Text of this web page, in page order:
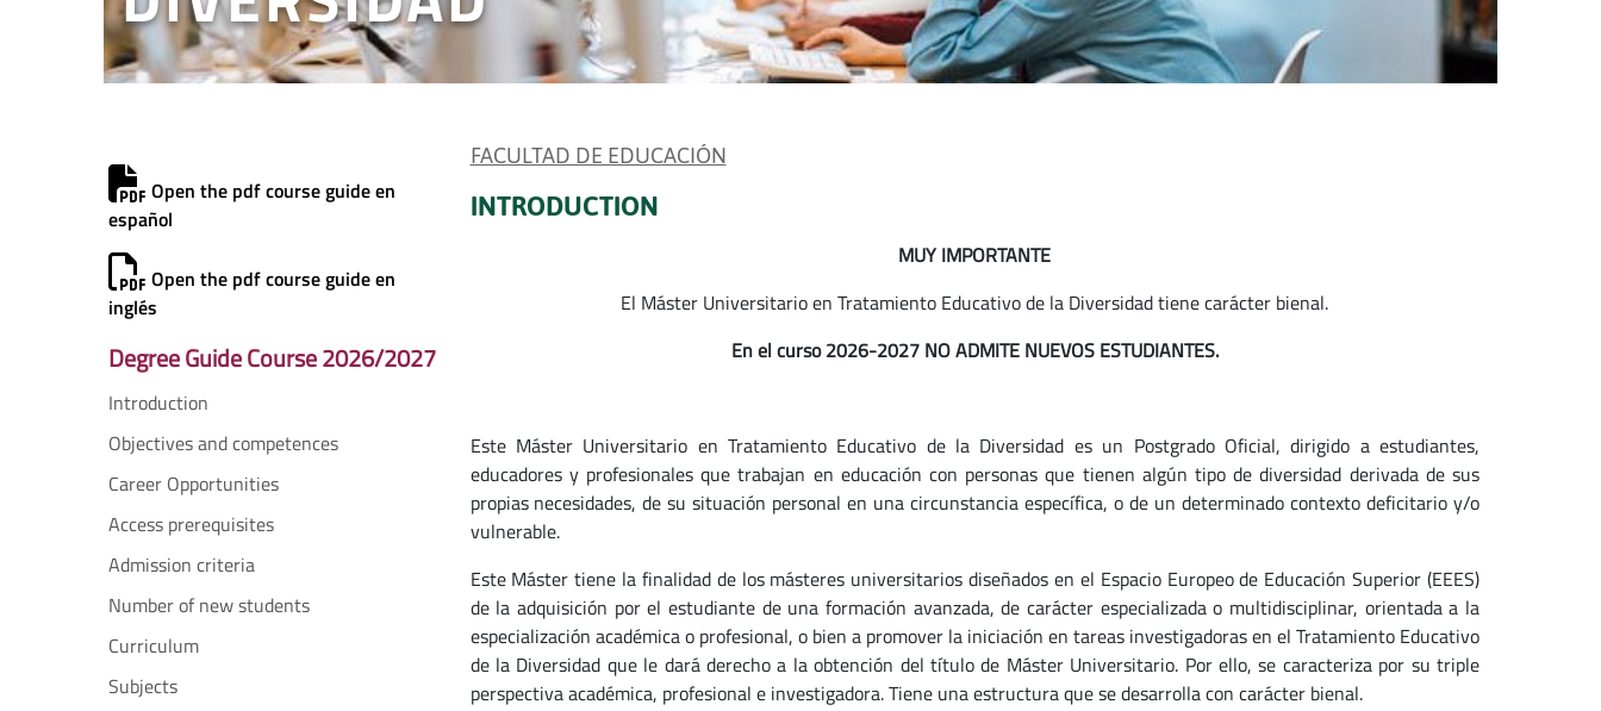
Open the pdf course guide en
español
Open the pdf course guide en
inglés
Degree Guide Course 2026/2027
Introduction
Objectives and competences
Career Opportunities
Access prerequisites
Admission criteria
Number of new students
Curriculum
Subjects
FACULTAD DE EDUCACIÓN
INTRODUCTION
MUY IMPORTANTE
El Máster Universitario en Tratamiento Educativo de la Diversidad tiene carácter bienal.
En el curso 2026-2027 NO ADMITE NUEVOS ESTUDIANTES.
Este Máster Universitario en Tratamiento Educativo de la Diversidad es un Postgrado Oficial, dirigido a estudiantes,
educadores y profesionales que trabajan en educación con personas que tienen algún tipo de diversidad derivada de sus
propias necesidades, de su situación personal en una circunstancia específica, o de un determinado contexto deficitario y/o
vulnerable.
Este Máster tiene la finalidad de los másteres universitarios diseñados en el Espacio Europeo de Educación Superior (EEES)
de la adquisición por el estudiante de una formación avanzada, de carácter especializada o multidisciplinar, orientada a la
especialización académica o profesional, o bien a promover la iniciación en tareas investigadoras en el Tratamiento Educativo
de la Diversidad que le dará derecho a la obtención del título de Máster Universitario. Por ello, se caracteriza por su triple
perspectiva académica, profesional e investigadora. Tiene una estructura que se desarrolla con carácter bienal.